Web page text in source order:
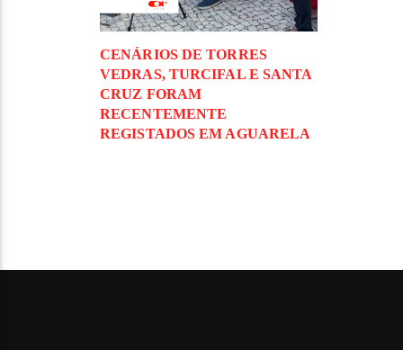
CENÁRIOS DE TORRES
VEDRAS, TURCIFAL E SANTA
CRUZ FORAM
RECENTEMENTE
REGISTADOS EM AGUARELA